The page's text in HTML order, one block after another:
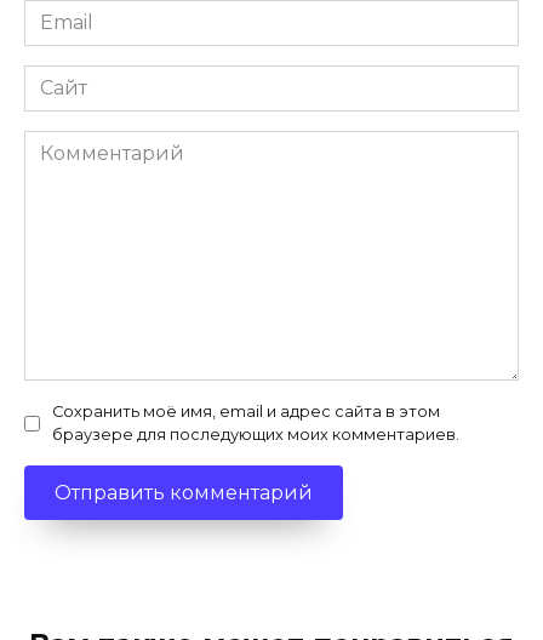
Email
*
Сайт
Комментарий
Сохранить моё имя, email и адрес сайта в этом
браузере для последующих моих комментариев.